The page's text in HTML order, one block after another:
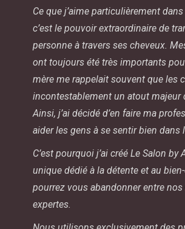
Ce que j’aime particulièrement
c’est le pouvoir extraordinaire de
personne à travers ses cheveux.
ont toujours été très importants
mère me rappelait souvent que les
incontestablement un atout majeur
Ainsi, j’ai décidé d’en faire ma
aider les gens à se sentir bien dans
C’est pourquoi j’ai créé Le Salon by
unique dédié à la détente et au
pourrez vous abandonner entre
expertes.